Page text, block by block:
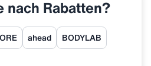
nach Rabatten?
ahead BODYLAB